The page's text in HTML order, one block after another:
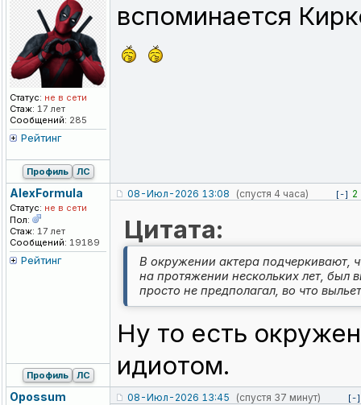
Статус: не в сети
Стаж: 17 лет
Сообщений: 285
Рейтинг
вспоминается
Профиль ЛС
AlexFormula
Статус: не в сети
Пол:
Стаж: 17 лет
Сообщений: 19189
Рейтинг
08-Июл-2026 13:08 (спустя 4 часа) [-] 2
Цитата:
В окружении актера подчеркивают,
на протяжении нескольких лет, был
просто не предполагал, во что
Ну то есть
идиотом.
Профиль ЛС
Opossum 08-Июл-2026 13:45 (спустя 37 минут) [-]